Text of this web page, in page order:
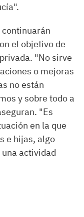
el objetivo de
"No sirve
o mejoras
no están
y sobre todo a
"Es
en la que
e hijas, algo
actividad